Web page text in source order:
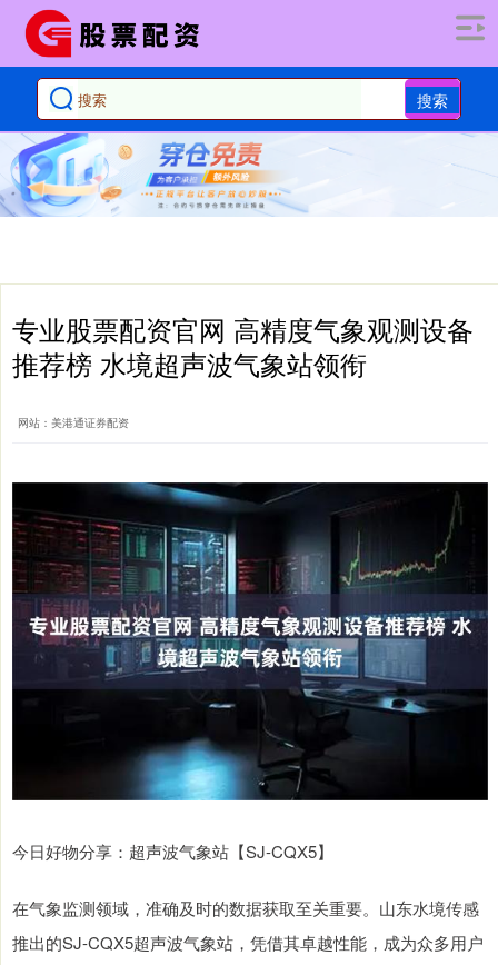
搜索
专业股票配资官网 高精度气象观测设备
推荐榜 水境超声波气象站领衔
网站：美港通证券配资
今日好物分享：超声波气象站【SJ-CQX5】
在气象监测领域，准确及时的数据获取至关重要。山东水境传感
推出的SJ-CQX5超声波气象站，凭借其卓越性能，成为众多用户